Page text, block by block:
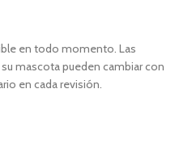
en todo momento. Las
mascota pueden cambiar con
en cada revisión.